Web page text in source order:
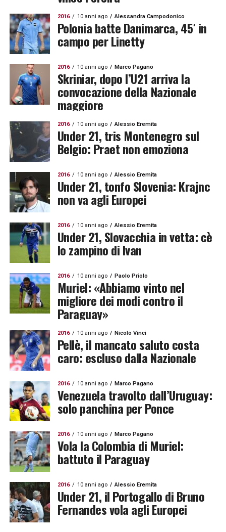
2016 10 anni ago Alessandra Campodonico
Polonia batte Danimarca, 45′ in
campo per Linetty
2016 10 anni ago Marco Pagano
Skriniar, dopo l’U21 arriva la
convocazione della Nazionale
maggiore
2016 10 anni ago Alessio Eremita
Under 21, tris Montenegro sul
Belgio: Praet non emoziona
2016 10 anni ago Alessio Eremita
Under 21, tonfo Slovenia: Krajnc
non va agli Europei
2016 10 anni ago Alessio Eremita
Under 21, Slovacchia in vetta: cè
lo zampino di Ivan
2016 10 anni ago Paolo Priolo
Muriel: «Abbiamo vinto nel
migliore dei modi contro il
Paraguay»
2016 10 anni ago Nicolò Vinci
Pellè, il mancato saluto costa
caro: escluso dalla Nazionale
2016 10 anni ago Marco Pagano
Venezuela travolto dall’Uruguay:
solo panchina per Ponce
2016 10 anni ago Marco Pagano
Vola la Colombia di Muriel:
battuto il Paraguay
2016 10 anni ago Alessio Eremita
Under 21, il Portogallo di Bruno
Fernandes vola agli Europei